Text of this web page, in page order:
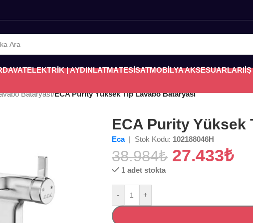
ELEKTRİK | AYDINLATMATESİSATMOBİLYA AKSESUARLARI
Bataryası/ECA Purity Yüksek Tip Lavabo Bataryası
ECA Purity Yüksek
Eca | Stok Kodu: 102188046H
38.984₺ 27.433₺
1 adet stokta
- +